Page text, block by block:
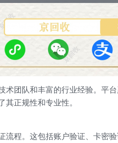
团队和丰富的行业经验。平
正规性和专业性。
程。这包括账户验证、卡密